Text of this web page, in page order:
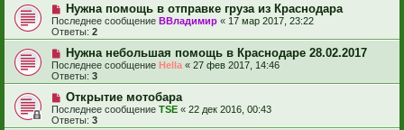
Нужна помощь в отправке груза из Краснодара
Последнее сообщение ВВладимир « 17 мар 2017, 23:22
Ответы: 2
Нужна небольшая помощь в Краснодаре 28.02.2017
Последнее сообщение Hella « 27 фев 2017, 14:46
Ответы: 3
Открытие мотобара
Последнее сообщение TSE « 22 дек 2016, 00:43
Ответы: 3